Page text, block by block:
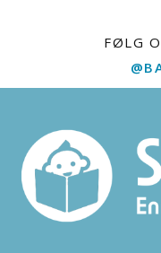
FØLG